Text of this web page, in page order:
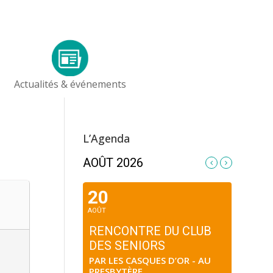
Actualités & événements
L’Agenda
AOÛT 2026
20
AOÛT
RENCONTRE DU CLUB
DES SENIORS
PAR LES CASQUES D’OR - AU